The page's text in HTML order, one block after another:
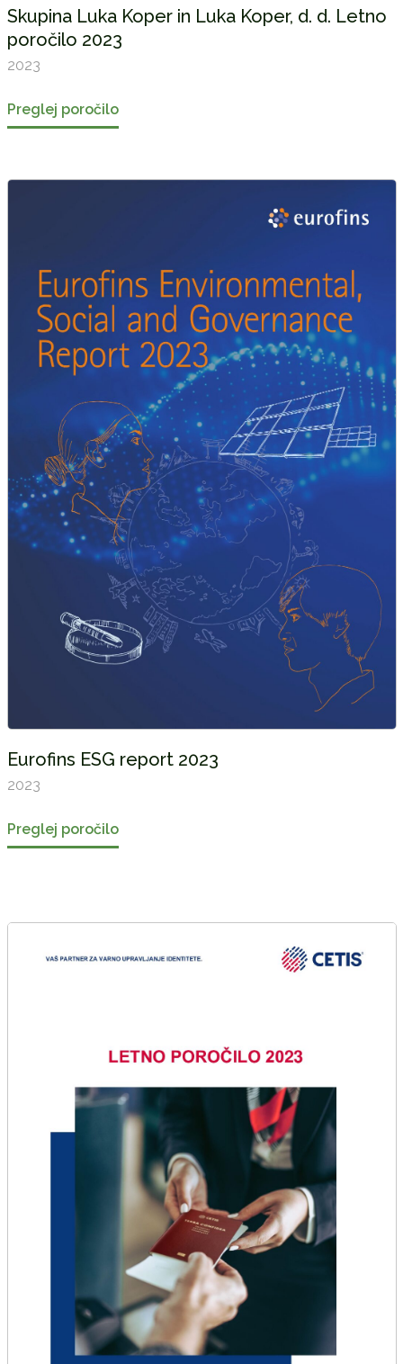
Skupina Luka Koper in Luka Koper, d. d. Letno
poročilo 2023
2023
Preglej poročilo
Eurofins ESG report 2023
2023
Preglej poročilo